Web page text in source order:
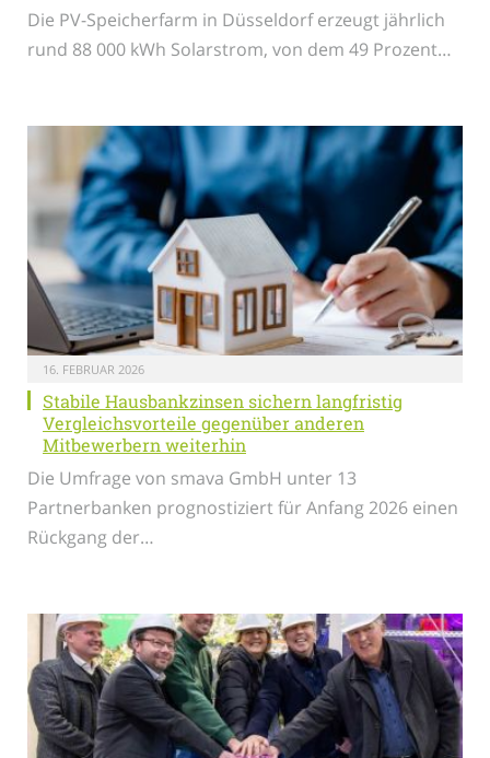
Die PV-Speicherfarm in Düsseldorf erzeugt jährlich
rund 88 000 kWh Solarstrom, von dem 49 Prozent…
16. FEBRUAR 2026
Stabile Hausbankzinsen sichern langfristig
Vergleichsvorteile gegenüber anderen
Mitbewerbern weiterhin
Die Umfrage von smava GmbH unter 13
Partnerbanken prognostiziert für Anfang 2026 einen
Rückgang der…